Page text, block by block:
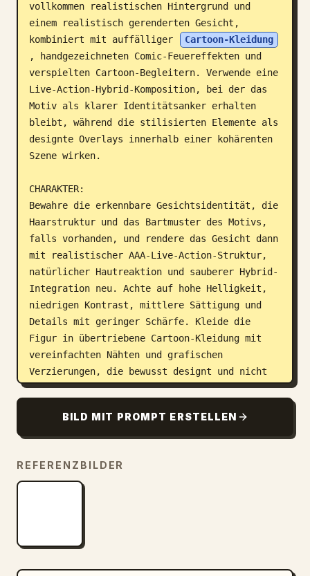
Updates
vollkommen realistischen Hintergrund und
einem realistisch gerenderten Gesicht,
kombiniert mit auffälliger
Cartoon-Kleidung
, handgezeichneten Comic-Feuereffekten und
verspielten Cartoon-Begleitern. Verwende eine
Live-Action-Hybrid-Komposition, bei der das
Motiv als klarer Identitätsanker erhalten
bleibt, während die stilisierten Elemente als
designte Overlays innerhalb einer kohärenten
Szene wirken.
CHARAKTER:
Bewahre die erkennbare Gesichtsidentität, die
Haarstruktur und das Bartmuster des Motivs,
falls vorhanden, und rendere das Gesicht dann
mit realistischer AAA-Live-Action-Struktur,
natürlicher Hautreaktion und sauberer Hybrid-
Integration neu. Achte auf hohe Helligkeit,
niedrigen Kontrast, mittlere Sättigung und
Details mit geringer Schärfe. Kleide die
Figur in übertriebene Cartoon-Kleidung mit
vereinfachten Nähten und grafischen
Verzierungen, die bewusst designt und nicht
fotografiert wirken. Füge lustige Cartoon-
ausdrucksstarken Silhouetten, abgerundeten
Formen und lebendiger Ausstrahlung hinzu,
bleibt. Der Körper sollte menschlich und
glaubwürdig bleiben, aber die Kleidung und
GESICHT & ANATOMIE:
BILD MIT PROMPT ERSTELLEN
REFERENZBILDER